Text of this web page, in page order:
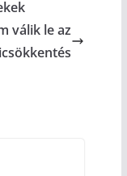
válik le az